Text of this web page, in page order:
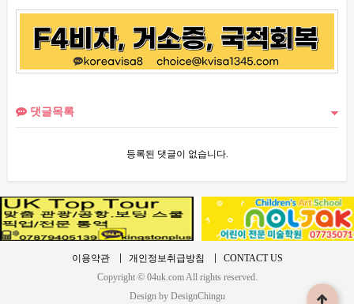
댓글목록
등록된 댓글이 없습니다.
이용약관 개인정보취급방침
CONTACT US
Copyright © 04uk.com All rights reserved.
Design by DesignChingu